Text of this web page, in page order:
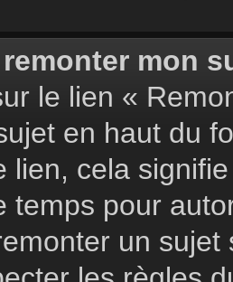
mon
le lien «
en haut du
lien, cela
temps pour
un